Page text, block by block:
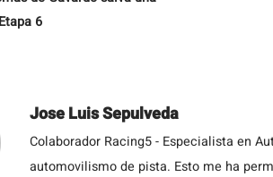
6
Jose Luis Sepulveda
Colaborador Racing5 - Especialista en
automovilismo de pista. Esto me ha